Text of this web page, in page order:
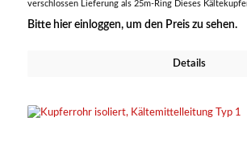
verschlossen Lieferung als 25m-Ring Dieses Kältekupferrohr eignet sich ideal für
Kältemittels und ist besonders langlebig und zuverlässig.
Bitte hier einloggen, um den Preis zu sehen.
Details